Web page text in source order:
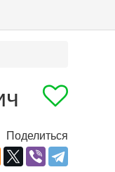
Поделиться